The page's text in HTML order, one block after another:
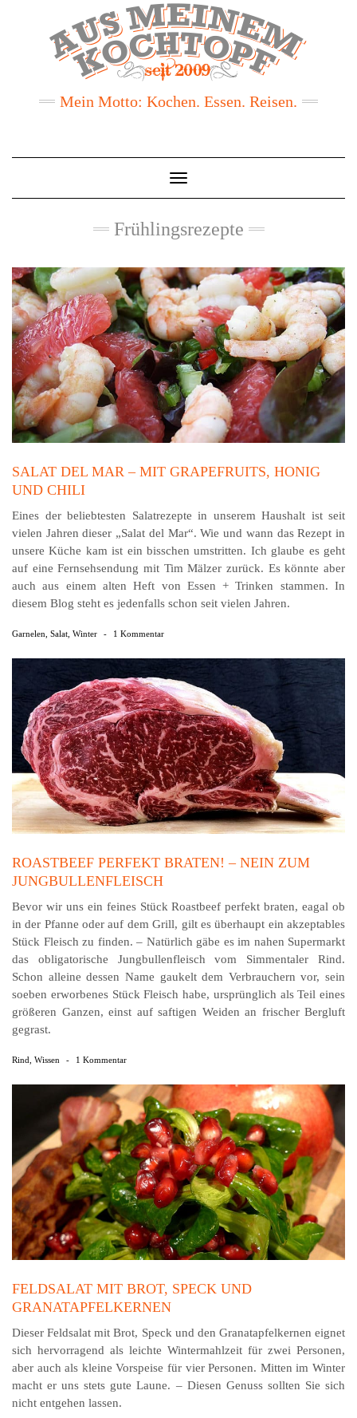
Mein Motto: Kochen. Essen. Reisen.
Toggle
Navigation
Frühlingsrezepte
SALAT DEL MAR – MIT GRAPEFRUITS, HONIG
UND CHILI
Eines der beliebtesten Salatrezepte in unserem Haushalt ist seit
vielen Jahren dieser „Salat del Mar“. Wie und wann das Rezept in
unsere Küche kam ist ein bisschen umstritten. Ich glaube es geht
auf eine Fernsehsendung mit Tim Mälzer zurück. Es könnte aber
auch aus einem alten Heft von Essen + Trinken stammen. In
diesem Blog steht es jedenfalls schon seit vielen Jahren.
Garnelen Salat Winter - 1 Kommentar
ROASTBEEF PERFEKT BRATEN! – NEIN ZUM
JUNGBULLENFLEISCH
Bevor wir uns ein feines Stück Roastbeef perfekt braten, eagal ob
in der Pfanne oder auf dem Grill, gilt es über­haupt ein akzeptables
Stück Fleisch zu finden. – Na­tür­lich gäbe es im nahen Supermarkt
das obli­ga­tor­ische Jung­bullen­fleisch vom Simmen­taler Rind.
Schon alleine dessen Name gaukelt dem Verbrauchern vor, sein
soeben erworbenes Stück Fleisch habe, ur­sprüng­lich als Teil eines
größeren Ganzen, einst auf saftigen Weiden an frischer Bergluft
gegrast.
Rind Wissen - 1 Kommentar
FELDSALAT MIT BROT, SPECK UND
GRANATAPFELKERNEN
Dieser Feldsalat mit Brot, Speck und den Granatapfelkernen eignet
sich hervorragend als leichte Wintermahlzeit für zwei Personen,
aber auch als kleine Vorspeise für vier Personen. Mitten im Winter
macht er uns stets gute Laune. – Diesen Genuss sollten Sie sich
nicht entgehen lassen.